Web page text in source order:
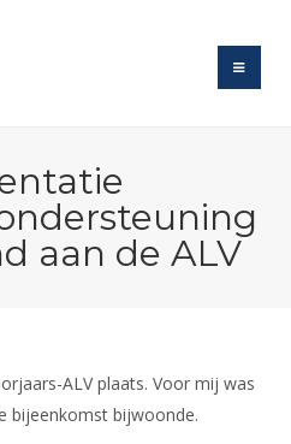
aan de ALV
ALV plaats. Voor mij was
bijeenkomst bijwoonde.